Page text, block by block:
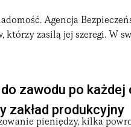
Agencja
którzy zasilą jej szeregi. W
zawodu po każdej
zakład produkcyjny
pieniędzy, kilka